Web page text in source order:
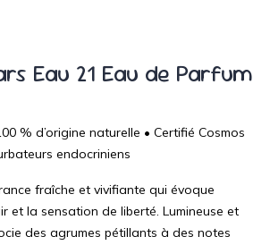
Eau 21 Eau de Parfum
% d’origine naturelle • Certifié Cosmos
endocriniens
fraîche et vivifiante qui évoque
et la sensation de liberté. Lumineuse et
des agrumes pétillants à des notes